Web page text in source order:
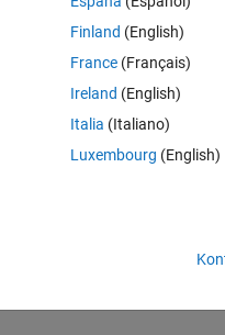
Finland (English)
France (Français)
Ireland (English)
Italia (Italiano)
Luxembourg (English)